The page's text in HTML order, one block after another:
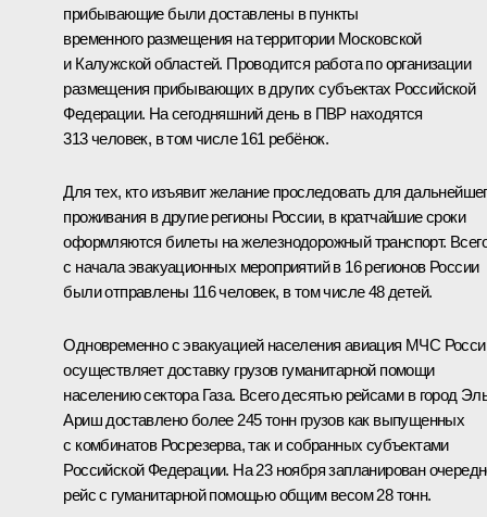
прибывающие были доставлены в пункты
временного размещения на территории Московской
и Калужской областей. Проводится работа по организации
размещения прибывающих в других субъектах Российской
Федерации. На сегодняшний день в ПВР находятся
313 человек, в том числе 161 ребёнок.
Для тех, кто изъявит желание проследовать для
проживания в другие регионы России, в кратчайшие сроки
оформляются билеты на железнодорожный транспорт.
с начала эвакуационных мероприятий в 16 регионов России
были отправлены 116 человек, в том числе 48 детей.
Одновременно с эвакуацией населения авиация МЧС
осуществляет доставку грузов гуманитарной помощи
населению сектора Газа. Всего десятью рейсами в город
Ариш доставлено более 245 тонн грузов как выпущенных
с комбинатов Росрезерва, так и собранных субъектами
Российской Федерации. На 23 ноября запланирован
рейс с гуманитарной помощью общим весом 28 тонн.